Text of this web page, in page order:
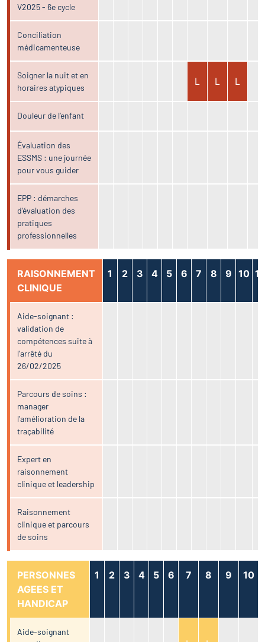
V2025 - 6e cycle
Conciliation
médicamenteuse
Soigner la nuit et en
horaires atypiques
L L L
Douleur de l’enfant
Évaluation des
ESSMS : une journée
pour vous guider
EPP : démarches
d’évaluation des
pratiques
professionnelles
RAISONNEMENT
CLINIQUE
1 2 3 4 5 6 7 8 9 10 11
Aide-soignant :
validation de
compétences suite à
l'arrêté du
26/02/2025
Parcours de soins :
manager
l'amélioration de la
traçabilité
Expert en
raisonnement
clinique et leadership
Raisonnement
clinique et parcours
de soins
PERSONNES
AGEES ET
HANDICAP
1 2 3 4 5 6 7 8 9 10
Aide-soignant